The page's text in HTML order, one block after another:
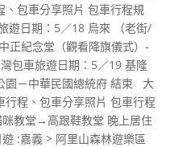
包車分享照片 包車行程規
遊日期：5／18 烏來 （老街/
正紀念堂（觀看降旗儀式）-
包車旅遊日期：5／19 基隆
園－中華民國總統府 結束 大
行程、包車分享照片 包車行程
教堂→高跟鞋教堂 晚上居住
:嘉義 > 阿里山森林遊樂區